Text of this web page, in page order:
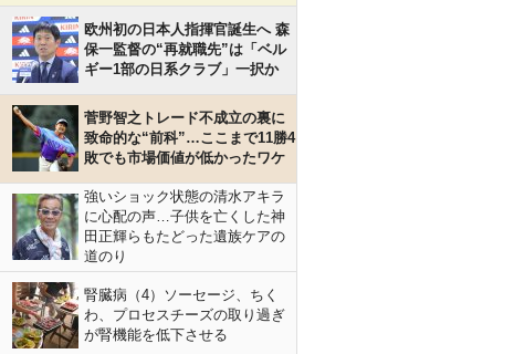
欧州初の日本人指揮官誕生へ 森
保一監督の“再就職先”は「ベル
ギー1部の日系クラブ」一択か
菅野智之トレード不成立の裏に
致命的な“前科”…ここまで11勝4
敗でも市場価値が低かったワケ
強いショック状態の清水アキラ
に心配の声…子供を亡くした神
田正輝らもたどった遺族ケアの
道のり
腎臓病（4）ソーセージ、ちく
わ、プロセスチーズの取り過ぎ
が腎機能を低下させる